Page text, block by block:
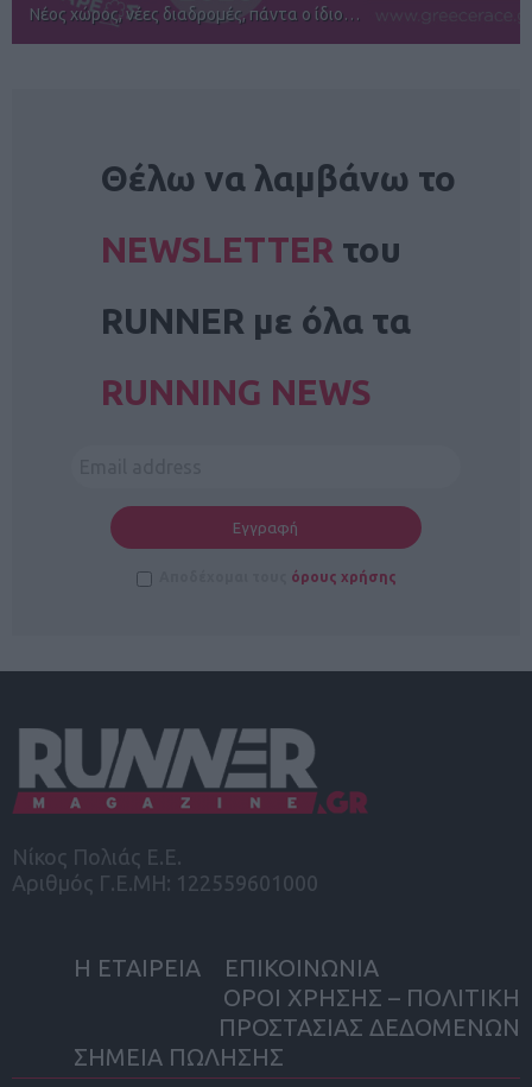
χώρος, νέες διαδρομές, πάντα ο ίδιο…
Θέλω να λαμβάνω το
NEWSLETTER του
RUNNER με όλα τα
RUNNING NEWS
όρους χρήσης
Νίκος Πολιάς Ε.Ε.
Αριθμός Γ.Ε.ΜΗ: 122559601000
Η ΕΤΑΙΡΕΙΑ
ΕΠΙΚΟΙΝΩΝΙΑ
ΟΡΟΙ ΧΡΗΣΗΣ – ΠΟΛΙΤΙΚΗ
ΠΡΟΣΤΑΣΙΑΣ ΔΕΔΟΜΕΝΩΝ
ΣΗΜΕΙΑ ΠΩΛΗΣΗΣ